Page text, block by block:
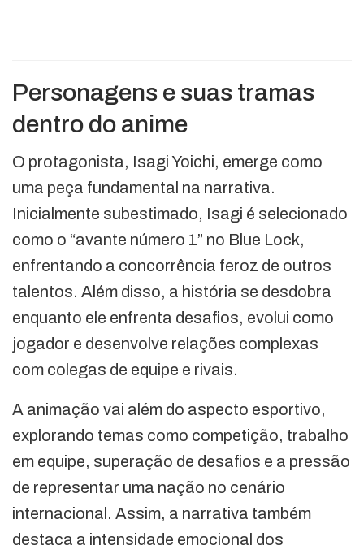
Personagens e suas tramas
dentro do anime
O protagonista, Isagi Yoichi, emerge como
uma peça fundamental na narrativa.
Inicialmente subestimado, Isagi é selecionado
como o “avante número 1” no Blue Lock,
enfrentando a concorrência feroz de outros
talentos. Além disso, a história se desdobra
enquanto ele enfrenta desafios, evolui como
jogador e desenvolve relações complexas
com colegas de equipe e rivais.
A animação vai além do aspecto esportivo,
explorando temas como competição, trabalho
em equipe, superação de desafios e a pressão
de representar uma nação no cenário
internacional. Assim, a narrativa também
destaca a intensidade emocional dos